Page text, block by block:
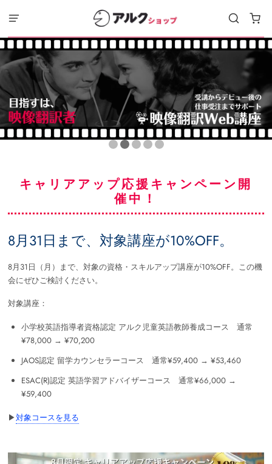
キャリアアップ応援キャンペーン開
催中！
8月31日まで、対象講座が10%OFF。
8月31日（月）まで、対象の資格・スキルアップ講座が10%OFF。この機
会にぜひご検討ください。
対象講座：
小学校英語指導者資格認定 アルク児童英語教師養成コース 通常
¥78,000 → ¥70,200
JAOS認定 留学カウンセラーコース 通常¥59,400 → ¥53,460
ESAC(R)認定 英語学習アドバイザーコース 通常¥66,000 →
¥59,400
▶対象コースを見る